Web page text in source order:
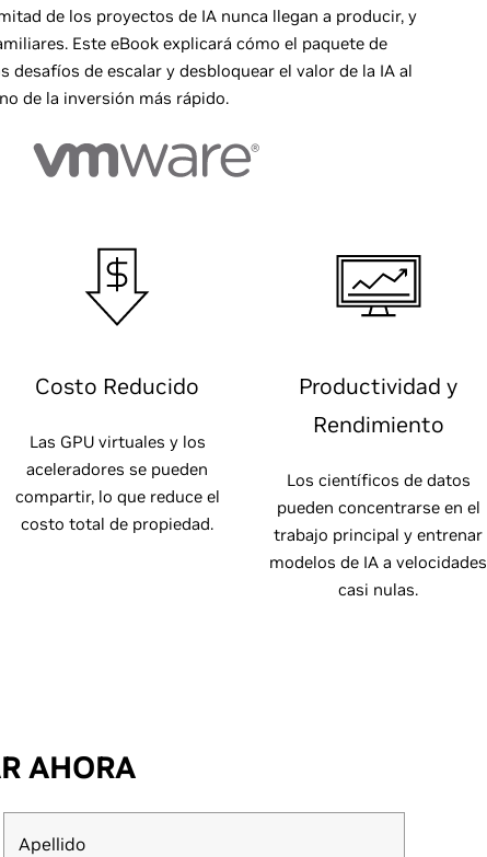
de los proyectos de IA nunca llegan a producir, y
Este eBook explicará cómo el paquete de
de escalar y desbloquear el valor de la IA al
de la inversión más rápido.
Costo Reducido
Las GPU virtuales y los
aceleradores se pueden
compartir, lo que reduce el
costo total de propiedad.
Productividad y
Rendimiento
Los científicos de datos
pueden concentrarse en el
trabajo principal y entrenar
modelos de IA a velocidades
casi nulas.
AHORA
Apellido